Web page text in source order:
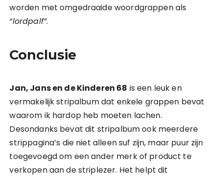
worden met omgedraaide woordgrappen als
“lordpalf”.
Conclusie
Jan, Jans en de Kinderen 68 is een leuk en
vermakelijk stripalbum dat enkele grappen bevat
waarom ik hardop heb moeten lachen.
Desondanks bevat dit stripalbum ook meerdere
strippagina’s die niet alleen suf zijn, maar puur zijn
toegevoegd om een ander merk of product te
verkopen aan de striplezer. Het helpt dit